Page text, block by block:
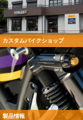
カスタムバイクショップ
製品情報